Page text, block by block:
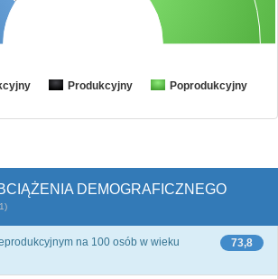
Produkcyjny Poprodukcyjny
DEMOGRAFICZNEGO
73,8
na 100 osób w wieku